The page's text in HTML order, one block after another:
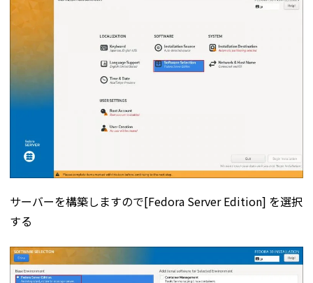
サーバーを構築しますので[Fedora Server Edition] を選択
する